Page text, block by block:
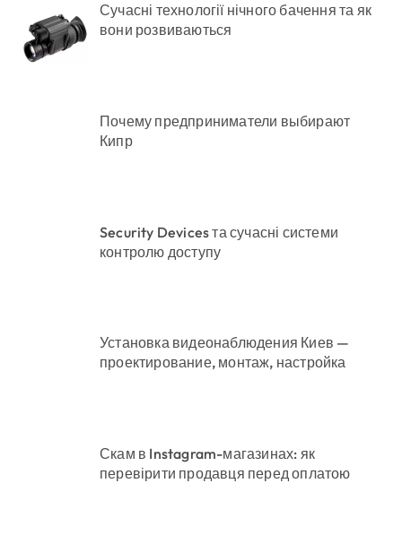
Сучасні технології нічного бачення та як
вони розвиваються
Почему предприниматели выбирают
Кипр
Security Devices та сучасні системи
контролю доступу
Установка видеонаблюдения Киев —
проектирование, монтаж, настройка
Скам в Instagram-магазинах: як
перевірити продавця перед оплатою